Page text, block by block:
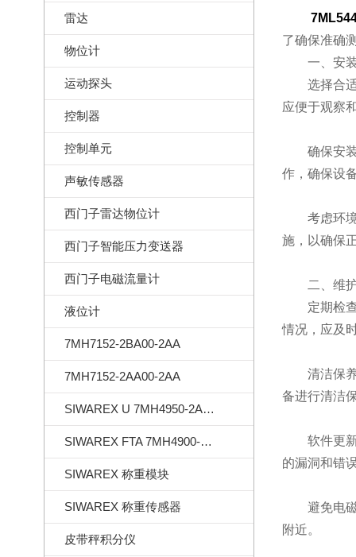
雷达
物位计
运动探头
控制器
控制单元
声敏传感器
西门子雷达物位计
西门子智能压力变送器
西门子电磁流量计
液位计
7MH7152-2BA00-2AA
7MH7152-2AA00-2AA
SIWAREX U 7MH4950-2AA01
SIWAREX FTA 7MH4900-2AA01
SIWAREX 称重模块
SIWAREX 称重传感器
皮带秤积分仪
了确保准确
一、安装
选择合适
应便于观察
确保安装
作，确保设
考虑环境
施，以确保
二、维护
定期检查
情况，应及
清洁保养
备进行清洁
软件更
的漏洞和错
避免电磁
附近。